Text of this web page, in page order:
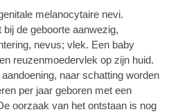
melanocytaire nevi.
de geboorte aanwezig,
nevus; vlek. Een baby
reuzenmoedervlek op zijn huid.
naar schatting worden
per jaar geboren met een
oorzaak van het ontstaan is nog